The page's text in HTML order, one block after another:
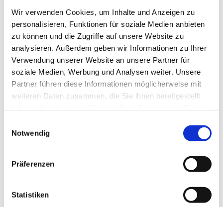
Wir verwenden Cookies, um Inhalte und Anzeigen zu
personalisieren, Funktionen für soziale Medien anbieten
zu können und die Zugriffe auf unsere Website zu
analysieren. Außerdem geben wir Informationen zu Ihrer
Verwendung unserer Website an unsere Partner für
soziale Medien, Werbung und Analysen weiter. Unsere
Partner führen diese Informationen möglicherweise mit
weiteren Daten zusammen, die Sie ihnen bereitgestellt
Notwendig
Präferenzen
Statistiken
stiller Meditation.
ZumMitbetenempfehlen wirstundengebet.de
das auch als kostenloseAndroid- undiOS-App
zur Verfügung steht.